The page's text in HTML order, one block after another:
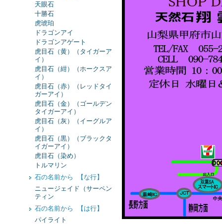
天眼石
十勝石
虎琥珀
ドラゴンアイ
ドラゴンアゲート
虎目石（黄）（タイガーア
イ）
虎目石（紺）（ホークスア
イ）
虎目石（赤）（レッドタイ
ガーアイ）
虎目石（金）（ゴールデン
タイガーアイ）
虎目石（灰）（イーグルア
イ）
虎目石（黒）（ブラックタ
イガーアイ）
虎目石（染め）
トルマリン
石の名前から 【な行】
ニュージェイド（サーペン
ティン
石の名前から 【は行】
パイライト